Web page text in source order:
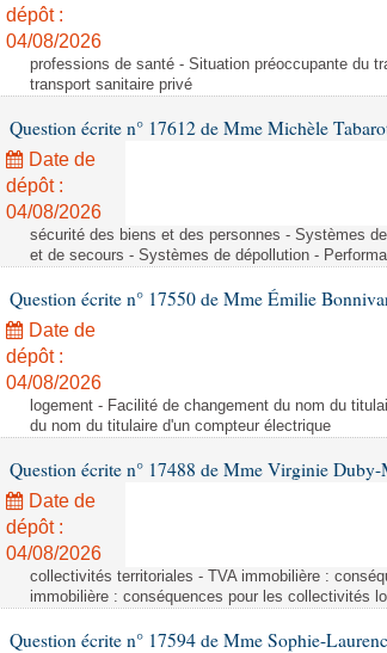
dépôt :
04/08/2026
professions de santé - Situation préoccupante du
transport sanitaire privé
Question écrite n° 17612 de Mme Michèle
Date de
dépôt :
04/08/2026
sécurité des biens et des personnes - Systèmes
et de secours - Systèmes de dépollution -
Question écrite n° 17550 de Mme Émilie
Date de
dépôt :
04/08/2026
logement - Facilité de changement du nom du
du nom du titulaire d'un compteur électrique
Question écrite n° 17488 de Mme Virginie
Date de
dépôt :
04/08/2026
collectivités territoriales - TVA immobilière :
immobilière : conséquences pour les collectivités
Question écrite n° 17594 de Mme Sophie-